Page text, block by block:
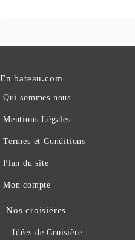
En bateau.com
Qui sommes nous
Mentions Légales
Termes et Conditions
Plan du site
Mon compte
Nos croisières
Idées de Croisière